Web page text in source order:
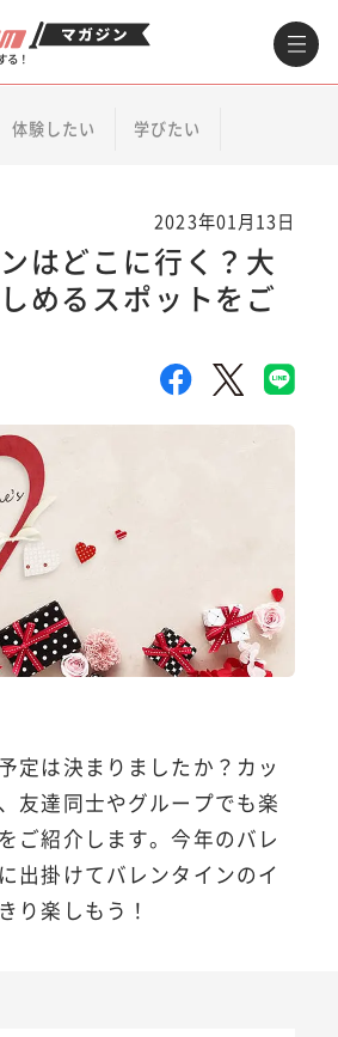
る！
体験したい 学びたい
2023年01月13日
はどこに行く？大
めるスポットをご
定は決まりましたか？カッ
友達同士やグループでも楽
ご紹介します。今年のバレ
出掛けてバレンタインのイ
り楽しもう！